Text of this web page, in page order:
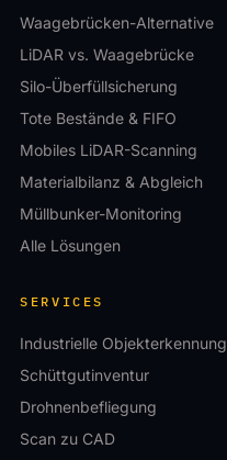
Waagebrücken-Alternative
LiDAR vs. Waagebrücke
Silo-Überfüllsicherung
Tote Bestände & FIFO
Mobiles LiDAR-Scanning
Materialbilanz & Abgleich
Müllbunker-Monitoring
Alle Lösungen
SERVICES
Industrielle Objekterkennung
Schüttgutinventur
Drohnenbefliegung
Scan zu CAD